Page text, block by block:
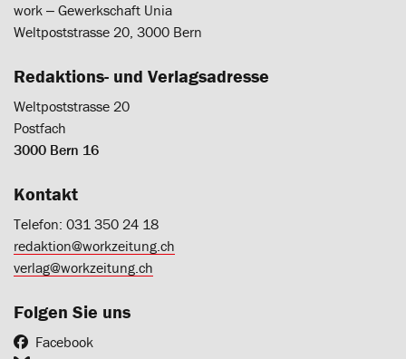
work ‒ Gewerkschaft Unia
Weltpoststrasse 20, 3000 Bern
Redaktions- und Verlagsadresse
Weltpoststrasse 20
Postfach
3000 Bern 16
Kontakt
Telefon: 031 350 24 18
redaktion@workzeitung.ch
verlag@workzeitung.ch
Folgen Sie uns
Facebook